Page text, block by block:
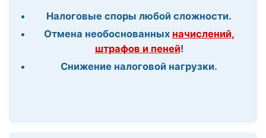
Налоговые споры любой сложности.
Отмена необоснованных начислений,
штрафов и пеней!
Снижение налоговой нагрузки.